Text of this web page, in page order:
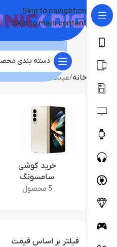
Skip to navigation
Skip to main content
دسته بندی
خانه عینک
خرید گوشی
سامسونگ
5 محصول
فیلتر بر اساس قیمت